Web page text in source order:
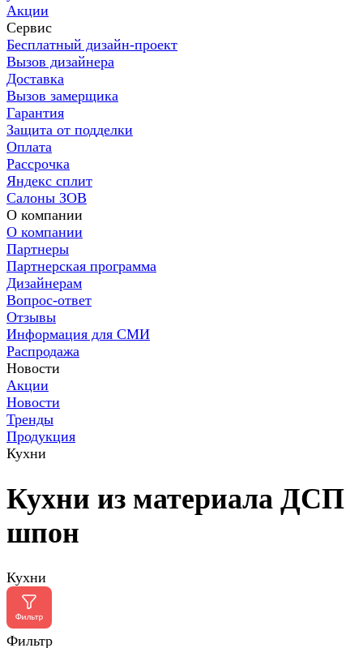
Акции
Сервис
Бесплатный дизайн-проект
Вызов дизайнера
Доставка
Вызов замерщика
Гарантия
Защита от подделки
Оплата
Рассрочка
Яндекс сплит
Салоны ЗОВ
О компании
О компании
Партнеры
Партнерская программа
Дизайнерам
Вопрос-ответ
Отзывы
Информация для СМИ
Распродажа
Новости
Акции
Новости
Тренды
Продукция
Кухни
Кухни из материала ДСП
шпон
Кухни
Фильтр